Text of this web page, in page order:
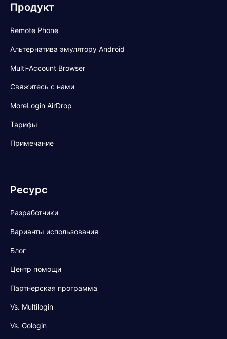
Продукт
Remote Phone
Альтернатива эмулятору Android
Multi-Account Browser
Свяжитесь с нами
MoreLogin AirDrop
Тарифы
Примечание
Ресурс
Разработчики
Варианты использования
Блог
Центр помощи
Партнерская программа
Vs. Multilogin
Vs. Gologin